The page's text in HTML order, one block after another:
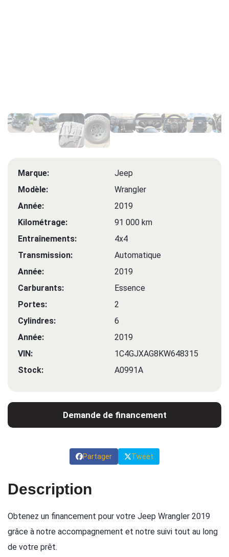
Marque:
Jeep
Modèle:
Wrangler
Année:
2019
Kilométrage:
91 000 km
Entraînements:
4x4
Transmission:
Automatique
Année:
2019
Carburants:
Essence
Portes:
2
Cylindres:
6
Année:
2019
VIN:
1C4GJXAG8KW648315
Stock:
A0991A
Demande de financement
Partager Tweet
Description
Obtenez un financement pour votre Jeep Wrangler 2019
grâce à notre accompagnement et notre suivi tout au long
de votre prêt.